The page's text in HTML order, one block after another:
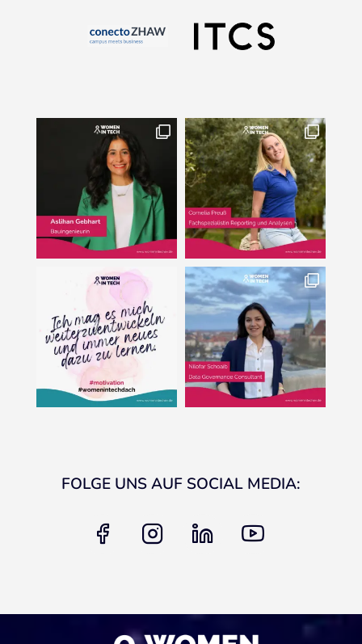
FOLGE UNS AUF SOCIAL MEDIA:
facebook instagram